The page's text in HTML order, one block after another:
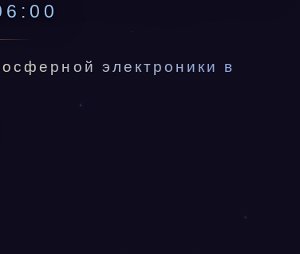
электроники в